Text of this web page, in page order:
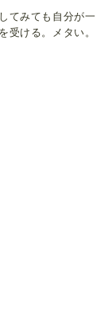
てみても自分が一
受ける。メタい。